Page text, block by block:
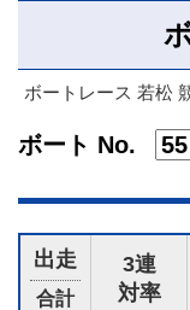
ボートレース 若松
ボート No.
出走
合計
3連
対率